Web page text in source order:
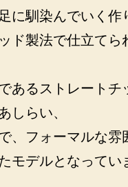
に馴染んでいく作
ド製法で仕立てら
あるストレートチ
しらい、
、フォーマルな雰
モデルとなってい